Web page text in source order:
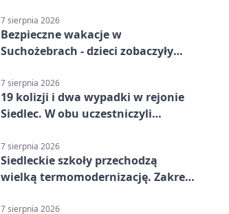
emocjonującej końcówce
7 sierpnia 2026
Bezpieczne wakacje w
Suchożebrach - dzieci zobaczyły
7 sierpnia 2026
19 kolizji i dwa wypadki w rejonie
Siedlec. W obu uczestniczyli
7 sierpnia 2026
Siedleckie szkoły przechodzą
wielką termomodernizację. Zakres
7 sierpnia 2026